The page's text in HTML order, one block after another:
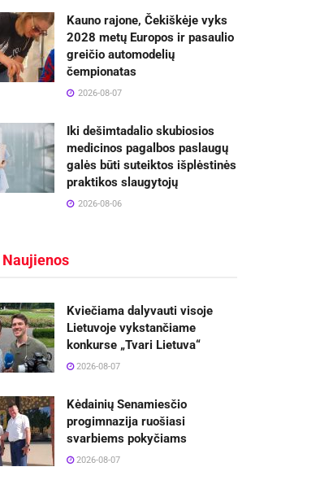
Kauno rajone, Čekiškėje vyks
2028 metų Europos ir pasaulio
greičio automodelių
čempionatas
2026-08-07
Iki dešimtadalio skubiosios
medicinos pagalbos paslaugų
galės būti suteiktos išplėstinės
praktikos slaugytojų
2026-08-06
Naujienos
Kviečiama dalyvauti visoje
Lietuvoje vykstančiame
konkurse „Tvari Lietuva“
2026-08-07
Kėdainių Senamiesčio
progimnazija ruošiasi
svarbiems pokyčiams
2026-08-07